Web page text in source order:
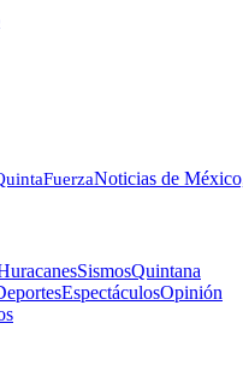
FuerzaNoticias de
SismosQuintana
EspectáculosOpinión